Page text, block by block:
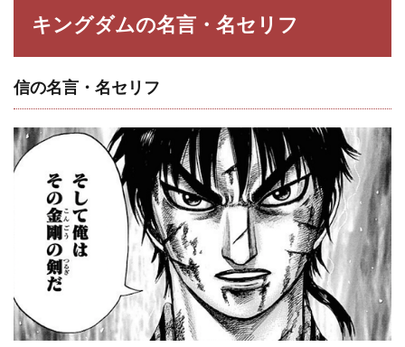
3.4
（か
りょ
うて
ん）
の名
言・
名セ
い）
の名
言・
キングダムの名言・名セリフ
信の名言・名セリフ